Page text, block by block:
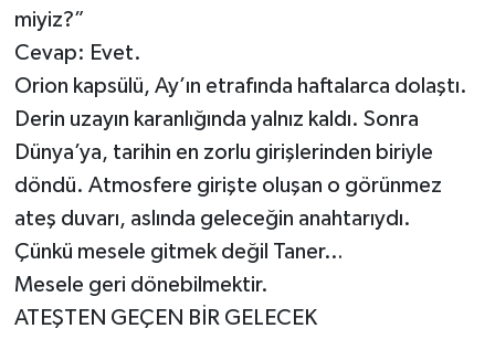
miyiz?”
Cevap: Evet.
Orion kapsülü, Ay’ın etrafında haftalarca dolaştı.
Derin uzayın karanlığında yalnız kaldı. Sonra
Dünya’ya, tarihin en zorlu girişlerinden biriyle
döndü. Atmosfere girişte oluşan o görünmez
ateş duvarı, aslında geleceğin anahtarıydı.
Çünkü mesele gitmek değil Taner…
Mesele geri dönebilmektir.
ATEŞTEN GEÇEN BİR GELECEK